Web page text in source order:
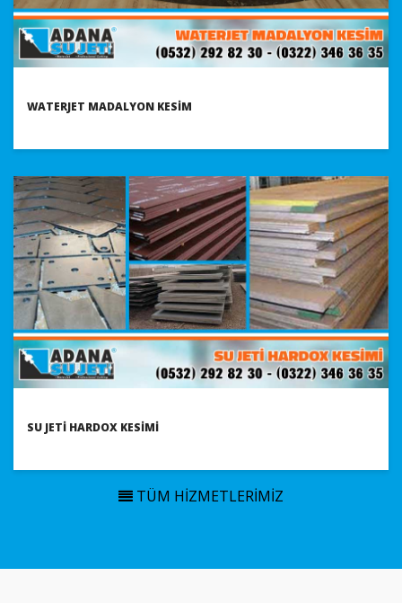
WATERJET MADALYON KESIM
SU JETI HARDOX KESIMI
TÜM HIZMETLERIMIZ